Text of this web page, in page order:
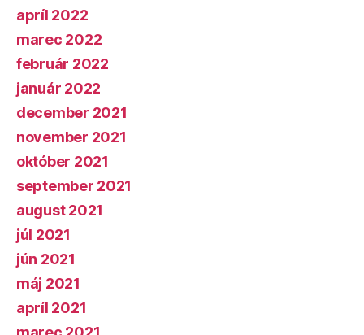
apríl 2022
marec 2022
február 2022
január 2022
december 2021
november 2021
október 2021
september 2021
august 2021
júl 2021
jún 2021
máj 2021
apríl 2021